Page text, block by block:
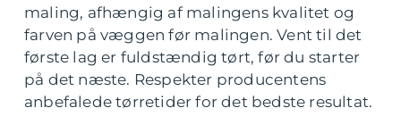
maling, afhængig af malingens kvalitet og
farven på væggen før malingen. Vent til det
første lag er fuldstændig tørt, før du starter
på det næste. Respekter producentens
anbefalede tørretider for det bedste resultat.